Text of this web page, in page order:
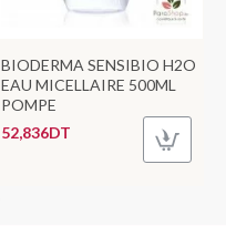
BIODERMA SENSIBIO H2O
EAU MICELLAIRE 500ML
POMPE
52,836DT